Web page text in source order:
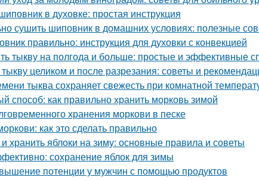
в духовке: простая инструкция
сушить шиповник в домашних условиях: полезные
правильно: инструкция для духовки с конвекцией
тыкву на полгода и больше: простые и эффективные
тыкву целиком и после разрезания: советы и
тыква сохраняет свежесть при комнатной
способ: как правильно хранить морковь зимой
хранения моркови в песке
как это сделать правильно
и хранить яблоки на зиму: основные правила и советы
сохранение яблок для зимы
потенции у мужчин с помощью продуктов